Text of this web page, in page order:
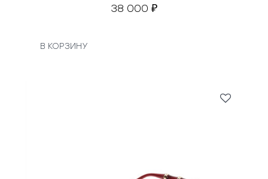
38 000 ₽
В КОРЗИНУ